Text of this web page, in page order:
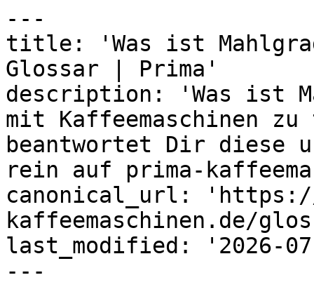
---
title: 'Was ist
Glossar | Prima'
description: 'Was ist
mit Kaffeemaschinen
beantwortet Dir diese
rein auf prima-
canonical_url: 'https://
kaffeemaschinen.de/
last_modified: '2026-
---